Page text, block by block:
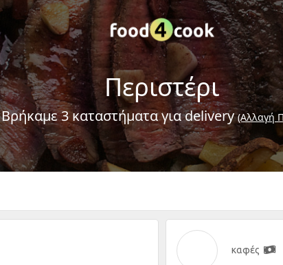
Περιστέρι
Βρήκαμε 3 καταστήματα για delivery(Αλλαγή
καφές